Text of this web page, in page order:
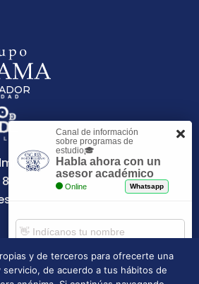
Privacidad Política de Cookies
y de terceros para ofrecerte una
servicio, de acuerdo a tus hábitos de
Canal de información
sobre programas de
estudio🎓
Habla ahora con un
asesor académico
Online Whatsapp
Comenzar chat